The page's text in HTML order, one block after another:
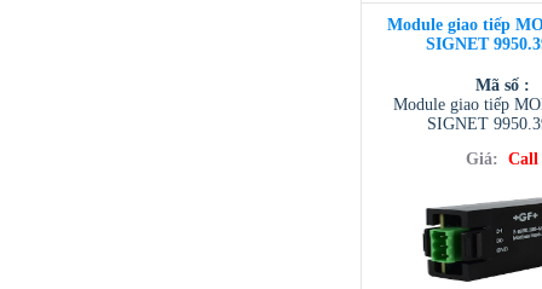
Module giao tiếp
SIGNET
Mã số :
Module giao tiếp
SIGNET
Giá: Call